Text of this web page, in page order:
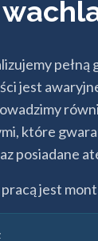
jest
które
posiadane
jest